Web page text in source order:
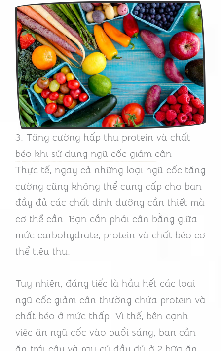
3. Tăng cường hấp thu protein và chất
béo khi sử dụng ngũ cốc giảm cân
Thực tế, ngay cả những loại ngũ cốc tăng
cường cũng không thể cung cấp cho bạn
đầy đủ các chất dinh dưỡng cần thiết mà
cơ thể cần. Bạn cần phải cân bằng giữa
mức carbohydrate, protein và chất béo cơ
thể tiêu thụ.
Tuy nhiên, đáng tiếc là hầu hết các loại
ngũ cốc giảm cân thường chứa protein và
chất béo ở mức thấp. Vì thế, bên cạnh
việc ăn ngũ cốc vào buổi sáng, bạn cần